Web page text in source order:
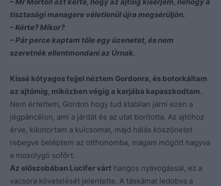
tisztasági managere véletlenül újra megsérüljön.
– Kérte? Mikor?
– Pár perce kaptam tőle egy üzenetet, és nem
szeretnék ellentmondani az Úrnak.
Kissé kótyagos fejjel néztem Gordonra, és botorkáltam
az ajtómig, miközben végig a karjába kapaszkodtam.
Nem értettem, Gordon hogy tud stabilan járni ezen a
jégpáncélon, ami a járdát és az utat borította. Az ajtóhoz
érve, kikotortam a kulcsomat, majd hálás köszönetet
rebegve beléptem az otthonomba, magam mögött hagyva
a mosolygó sofőrt.
Az előszobában Lucifer várt hangos nyávogással, ez a
vacsora követelését jelentette. A táskámat ledobva a